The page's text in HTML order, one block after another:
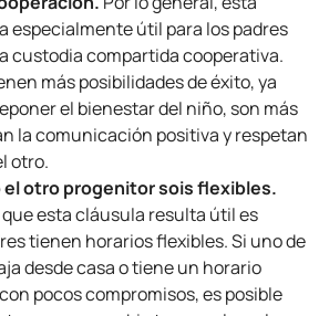
especialmente útil para los padres
custodia compartida cooperativa.
más posibilidades de éxito, ya
el bienestar del niño, son más
la comunicación positiva y respetan
otro.
el otro progenitor sois flexibles.
esta cláusula resulta útil es
tienen horarios flexibles. Si uno de
desde casa o tiene un horario
pocos compromisos, es posible